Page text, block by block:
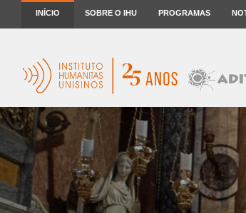
INÍCIO SOBRE O IHU PROGRAMAS